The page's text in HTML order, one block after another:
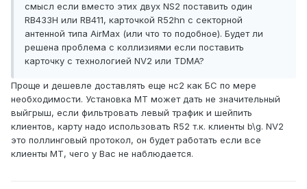
смысл если вместо этих двух NS2 поставить один
RB433H или RB411, карточкой R52hn с секторной
антенной типа AirMax (или что то подобное). Будет ли
решена проблема с коллизиями если поставить
карточку с технологией NV2 или TDMA?
Проще и дешевле доставлять еще нс2 как БС по мере
необходимости. Установка МТ может дать не значительный
выйгрыш, если фильтровать левый трафик и шейпить
клиентов, карту надо использовать R52 т.к. клиенты b\g. NV2
это поллинговый протокол, он будет работать если все
клиенты МТ, чего у Вас не наблюдается.